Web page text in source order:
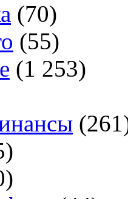
(70)
(55)
(1 253)